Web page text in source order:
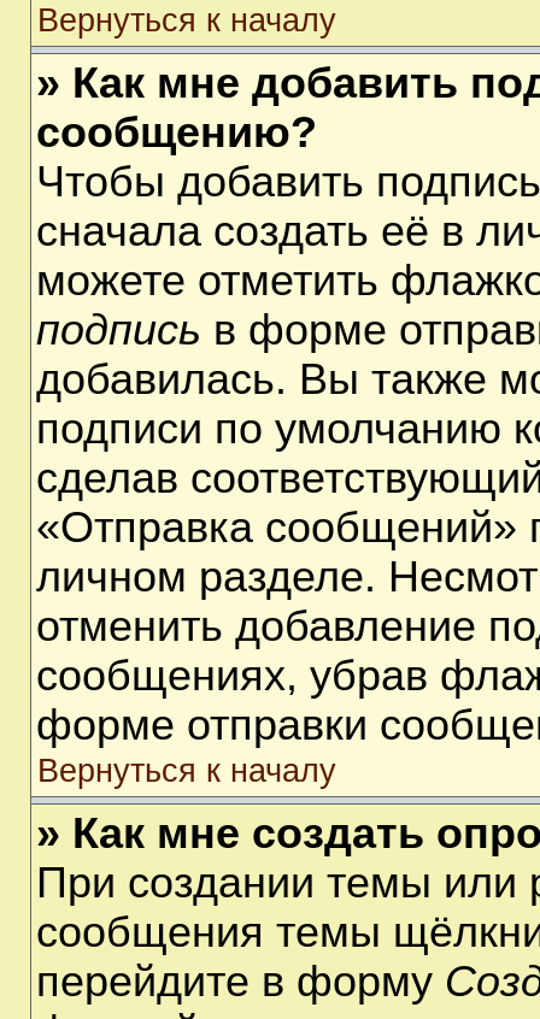
Вернуться к началу
» Как мне добавить
сообщению?
Чтобы добавить
сначала создать её в
можете отметить
подпись в форме
добавилась. Вы также
подписи по умолчанию
сделав
«Отправка сообщений»
личном разделе.
отменить добавление
сообщениях, убрав
форме отправки
Вернуться к началу
» Как мне создать
При создании темы или
сообщения темы
перейдите в форму